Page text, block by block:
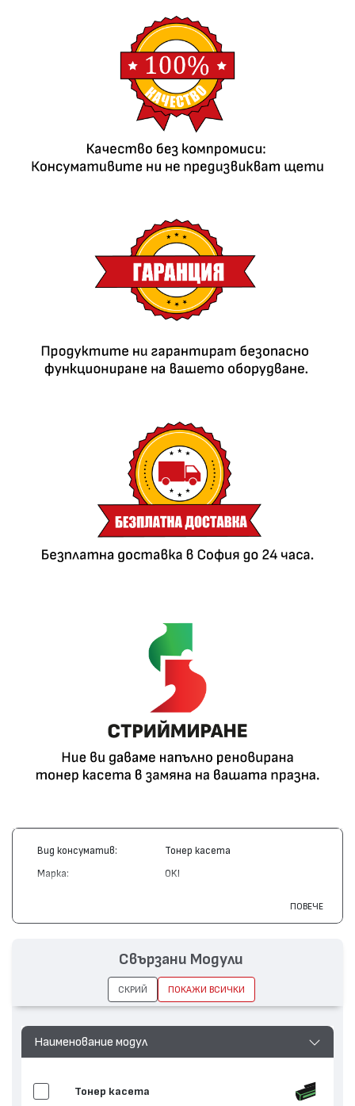
Вид консуматив: Тонер касета
Марка: OKI
C5250, C5510, C5450, C5540,
C5550
ПОВЕЧЕ
Наименование модул
Тонер касета
Свързани Модули
СКРИЙ ПОКАЖИ ВСИЧКИ